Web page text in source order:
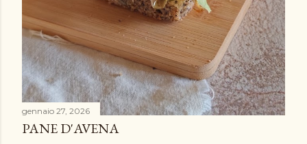
gennaio 27, 2026
PANE D'AVENA